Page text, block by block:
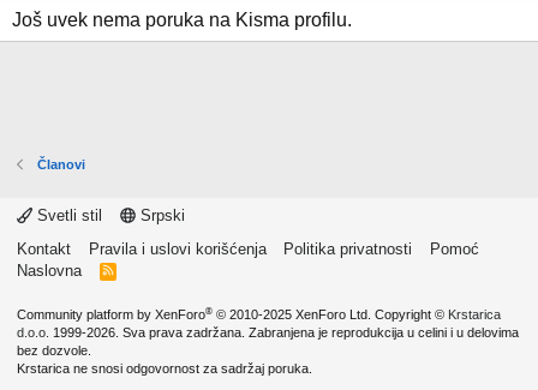
Još uvek nema poruka na Kisma profilu.
Članovi
Svetli stil
Srpski
Kontakt
Pravila i uslovi korišćenja Politika privatnosti
Pomoć
Naslovna
R
Community platform by XenForo® © 2010-2025 XenForo Ltd. Copyright © Krstarica
d.o.o. 1999-2026. Sva prava zadržana. Zabranjena je reprodukcija u celini i u delovima
bez dozvole.
Krstarica ne snosi odgovornost za sadržaj poruka.